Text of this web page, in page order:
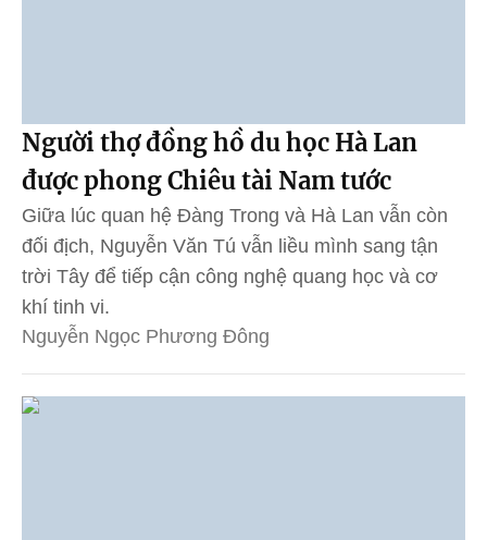
Người thợ đồng hồ du học Hà Lan
được phong Chiêu tài Nam tước
Giữa lúc quan hệ Đàng Trong và Hà Lan vẫn còn
đối địch, Nguyễn Văn Tú vẫn liều mình sang tận
trời Tây để tiếp cận công nghệ quang học và cơ
khí tinh vi.
Nguyễn Ngọc Phương Đông